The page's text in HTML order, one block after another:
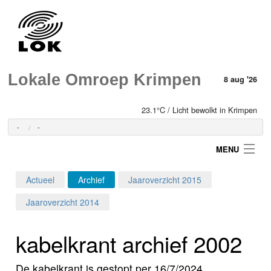
Lokale Omroep Krimpen 8 aug '26
23.1°C / Licht bewolkt in Krimpen
- -
MENU
Programma's
Actueel Archief
Jaaroverzicht 2015
Jaaroverzicht 2014
kabelkrant archief 2002